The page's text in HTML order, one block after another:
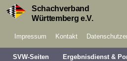
Schachverband
Württemberg e.V.
Impressum Kontakt
SVW-Seiten Ergebnisdienst &